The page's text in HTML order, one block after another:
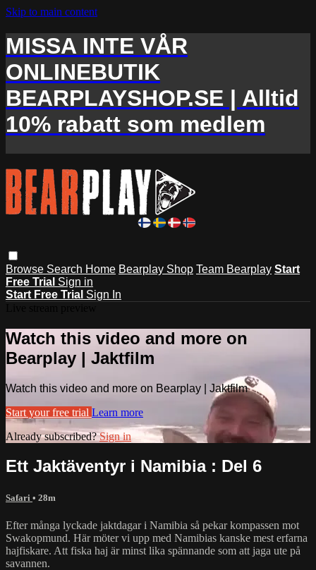
Skip to main content
MISSA INTE VÅR
ONLINEBUTIK
BEARPLAYSHOP.SE | Alltid
10% rabatt som medlem
Browse Search Home Bearplay Shop Team Bearplay Start
Free Trial Sign in
Start Free Trial Sign In
Watch this video and more on
Bearplay | Jaktfilm
Watch this video and more on Bearplay | Jaktfilm
Start your free trial Learn more
Already subscribed?Sign in
Ett Jaktäventyr i Namibia : Del 6
Safari • 28m
Efter många lyckade jaktdagar i Namibia så pekar kompassen mot
Swakopmund. Här möter vi upp med Namibias kanske mest erfarna
hajfiskare. Att fiska haj är minst lika spännande som att jaga ute på
savannen.